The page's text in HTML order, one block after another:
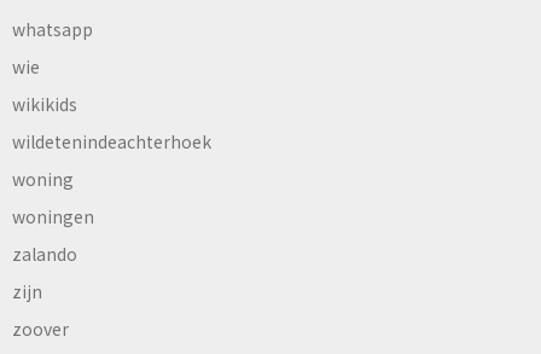
whatsapp
wie
wikikids
wildetenindeachterhoek
woning
woningen
zalando
zijn
zoover